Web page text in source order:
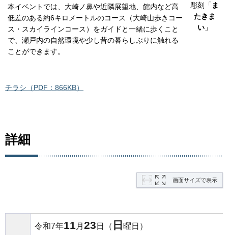
本イベントでは、大崎ノ鼻や近隣展望地、館内など高
低差のある約6キロメートルのコース（大崎山歩きコー
ス・スカイラインコース）をガイドと一緒に歩くこと
で、瀬戸内の自然環境や少し昔の暮らしぶりに触れる
ことができます。
彫刻「 ま
たきま
い」
チラシ（PDF：866KB）
詳細
画面サイズで表示
令和7年11 月 23 日（ 日 曜日）